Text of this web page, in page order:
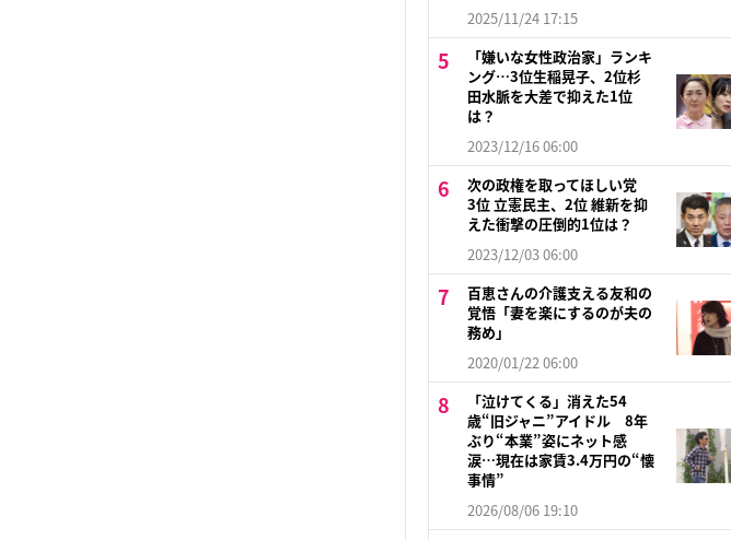
2025/11/24 17:15
「嫌いな女性政治家」ランキ
ング…3位生稲晃子、2位杉
田水脈を大差で抑えた1位
は？
2023/12/16 06:00
次の政権を取ってほしい党
3位 立憲民主、2位 維新を抑
えた衝撃の圧倒的1位は？
2023/12/03 06:00
百恵さんの介護支える友和の
覚悟「妻を楽にするのが夫の
務め」
2020/01/22 06:00
「泣けてくる」消えた54
歳“旧ジャニ”アイドル 8年
ぶり“本業”姿にネット感
涙…現在は家賃3.4万円の“懐
事情”
2026/08/06 19:10